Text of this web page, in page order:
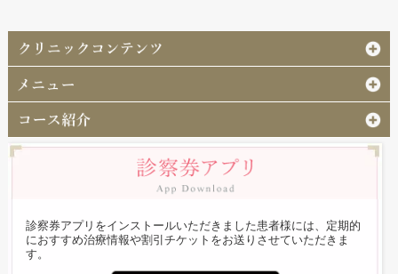
診察券アプリをインストールいただきました患者様には、定期的
におすすめ治療情報や割引チケットをお送りさせていただきま
す。